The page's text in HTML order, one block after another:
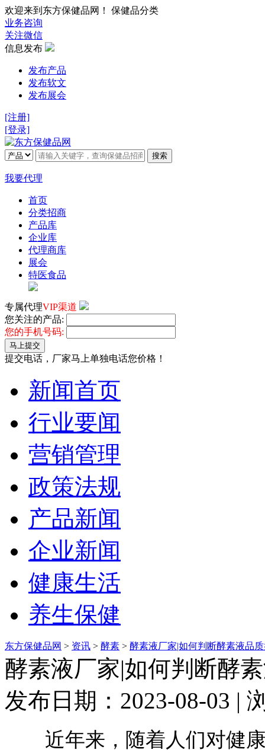
欢迎来到东方保健品网！ 保健品分类
业务咨询
关注微信
信息发布
发布产品
发布软文
发布展会
[注册]
[登录]
搜索
我要代理
首页
分类招商
产品库
企业库
代理商库
展会
特医食品
专属代理VIP渠道
您关注的产品:
您的手机号码:
马上提交
提交电话，厂家马上单独电话您价格！
新闻首页
行业要闻
营销管理
政策法规
产品新闻
企业新闻
健康生活
养生保健
东方保健品网 > 资讯 > 酵素 > 酵素液厂家|如何判断酵素液品
酵素液厂家|如何判断酵
发布日期：2023-08-03 |
近年来，随着人们对健康